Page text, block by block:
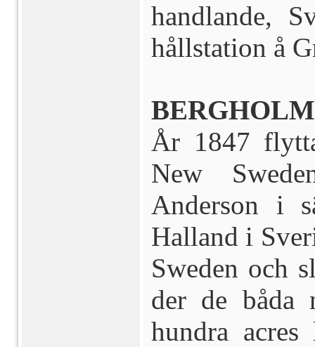
handlande,
hållstation å
År 1847
New
Anderson i
Halland i
Sweden och
der de båda
hundra acres